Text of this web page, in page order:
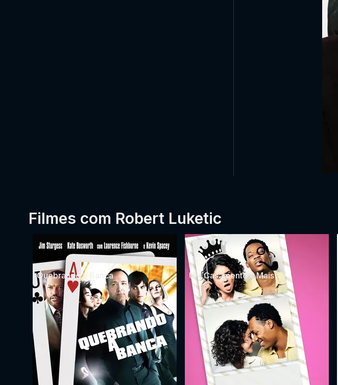
Filmes com Robert Luketic
Quebrando a Banca Um Casamento a Mais